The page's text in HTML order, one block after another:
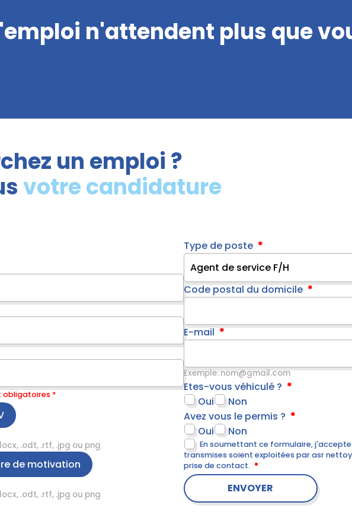
n'attendent plus que
un emploi ?
votre candidature
obligatoires *
.odt, .rtf, .jpg ou png
de motivation
.odt, .rtf, .jpg ou png
Type de poste
Code postal du domicile
E-mail
Exemple: nom@gmail.com
Etes-vous véhiculé ?
Oui
Non
Avez vous le permis ?
Oui
Non
En soumettant ce formulaire,
transmises soient exploitées par asr
prise de contact.